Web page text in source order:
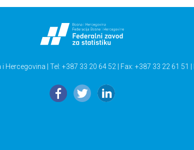
| Tel: +387 33 20 64 52 | Fax: +387 33 22 61 51 |